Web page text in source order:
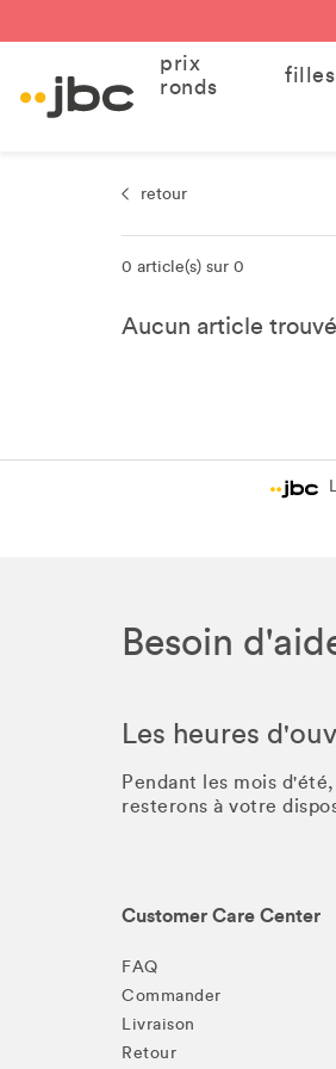
prix
ronds
filles
retour
0 article(s) sur 0
Aucun article
Besoin
Les heures
Pendant les mois
resterons à votre
Customer Care Center
FAQ
Commander
Livraison
Retour